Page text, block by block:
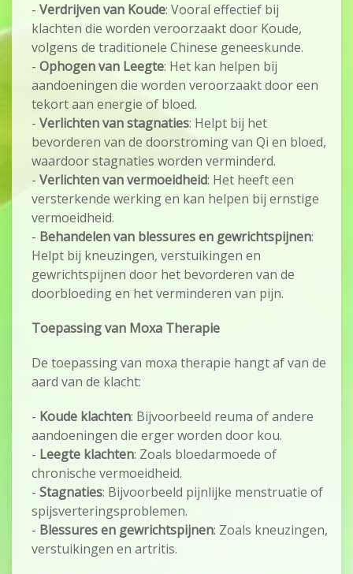
- Verdrijven van Koude: Vooral effectief bij
klachten die worden veroorzaakt door Koude,
volgens de traditionele Chinese geneeskunde.
- Ophogen van Leegte: Het kan helpen bij
aandoeningen die worden veroorzaakt door een
tekort aan energie of bloed.
- Verlichten van stagnaties: Helpt bij het
bevorderen van de doorstroming van Qi en bloed,
waardoor stagnaties worden verminderd.
- Verlichten van vermoeidheid: Het heeft een
versterkende werking en kan helpen bij ernstige
vermoeidheid.
- Behandelen van blessures en gewrichtspijnen:
Helpt bij kneuzingen, verstuikingen en
gewrichtspijnen door het bevorderen van de
doorbloeding en het verminderen van pijn.
Toepassing van Moxa Therapie
De toepassing van moxa therapie hangt af van de
aard van de klacht:
- Koude klachten: Bijvoorbeeld reuma of andere
aandoeningen die erger worden door kou.
- Leegte klachten: Zoals bloedarmoede of
chronische vermoeidheid.
- Stagnaties: Bijvoorbeeld pijnlijke menstruatie of
spijsverteringsproblemen.
- Blessures en gewrichtspijnen: Zoals kneuzingen,
verstuikingen en artritis.